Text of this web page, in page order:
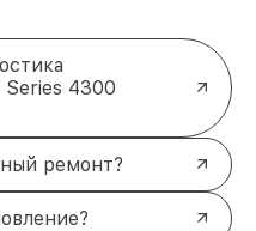
4300
ремонт?